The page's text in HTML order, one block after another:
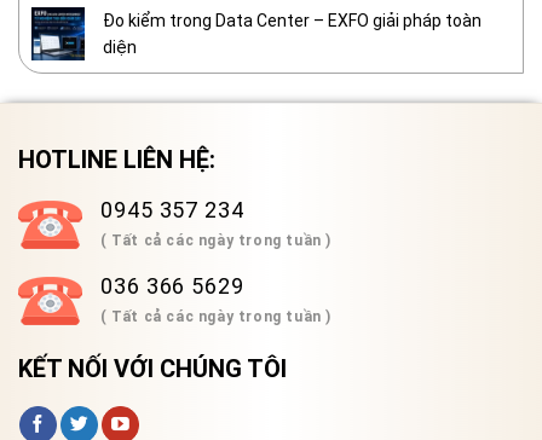
Đo kiểm trong Data Center – EXFO giải pháp toàn
diện
HOTLINE LIÊN HỆ:
0945 357 234
( Tất cả các ngày trong tuần )
036 366 5629
( Tất cả các ngày trong tuần )
KẾT NỐI VỚI CHÚNG TÔI